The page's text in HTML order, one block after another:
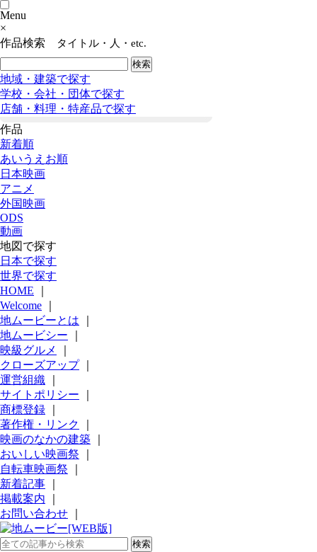
Menu
×
作品検索
タイトル・人・etc.
地域・建築で探す
学校・会社・団体で探す
店舗・料理・特産品で探す
作品
新着順
あいうえお順
日本映画
アニメ
外国映画
ODS
動画
地図で探す
日本で探す
世界で探す
HOME
Welcome
地ムービーとは
地ムービシー
映級グルメ
クローズアップ｜
運営組織
サイトポリシー
商標登録
著作権・リンク
映画のなかの建築
おいしい映画祭
自転車映画祭
新着記事
掲載案内
お問い合わせ